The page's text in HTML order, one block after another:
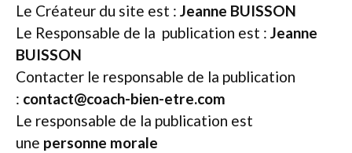
Le Créateur du site est : Jeanne BUISSON
Le Responsable de la publication est : Jeanne
BUISSON
Contacter le responsable de la publication
: contact@coach-bien-etre.com
Le responsable de la publication est
une personne morale